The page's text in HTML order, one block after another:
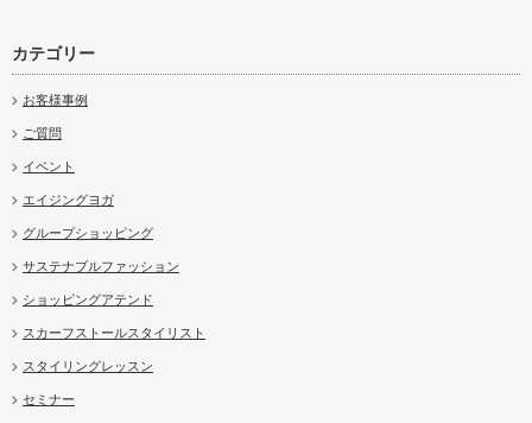
カテゴリー
お客様事例
ご質問
イベント
エイジングヨガ
グループショッピング
サステナブルファッション
ショッピングアテンド
スカーフストールスタイリスト
スタイリングレッスン
セミナー